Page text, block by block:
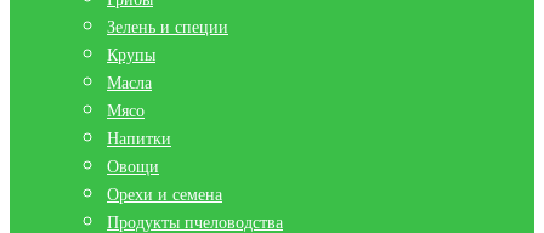
Зелень и специи
Крупы
Масла
Мясо
Напитки
Овощи
Орехи и семена
Продукты пчеловодства